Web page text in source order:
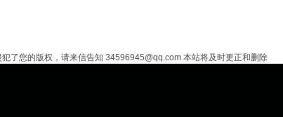
了您的版权，请来信告知 34596945@qq.com 本站将及时更正和删除